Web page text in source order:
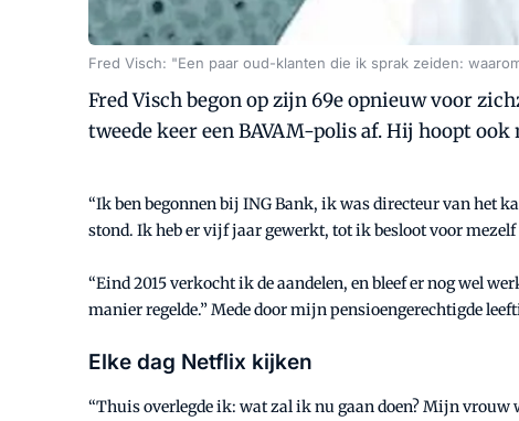
Fred Visch: "Een paar oud-klanten die ik sprak zeiden:
Fred Visch begon op zijn 69e opnieuw voor
tweede keer een BAVAM-polis af. Hij hoopt
“Ik ben begonnen bij ING Bank, ik was directeur van het
stond. Ik heb er vijf jaar gewerkt, tot ik besloot voor
“Eind 2015 verkocht ik de aandelen, en bleef er nog wel
manier regelde.” Mede door mijn pensioengerechtigde
Elke dag Netflix kijken
“Thuis overlegde ik: wat zal ik nu gaan doen? Mijn